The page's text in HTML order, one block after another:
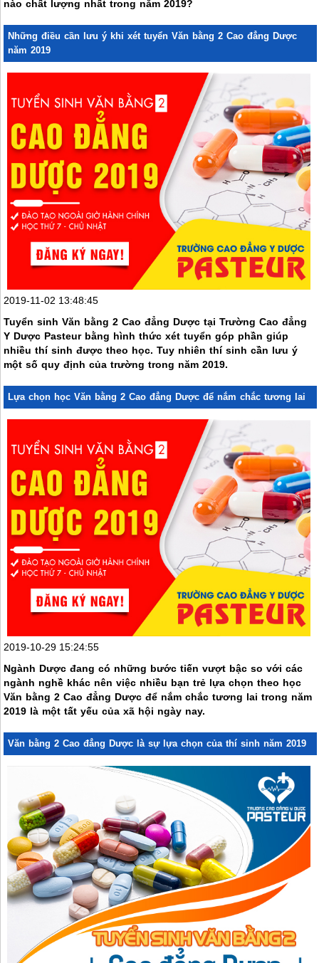
nào chất lượng nhất trong năm 2019?
Những điều cần lưu ý khi xét tuyển Văn bằng 2 Cao đẳng Dược
năm 2019
2019-11-02 13:48:45
Tuyển sinh Văn bằng 2 Cao đẳng Dược tại Trường Cao đẳng
Y Dược Pasteur bằng hình thức xét tuyển góp phần giúp
nhiều thí sinh được theo học. Tuy nhiên thí sinh cần lưu ý
một số quy định của trường trong năm 2019.
Lựa chọn học Văn bằng 2 Cao đẳng Dược để nắm chắc tương lai
2019-10-29 15:24:55
Ngành Dược đang có những bước tiến vượt bậc so với các
ngành nghề khác nên việc nhiều bạn trẻ lựa chọn theo học
Văn bằng 2 Cao đẳng Dược để nắm chắc tương lai trong năm
2019 là một tất yếu của xã hội ngày nay.
Văn bằng 2 Cao đẳng Dược là sự lựa chọn của thí sinh năm 2019